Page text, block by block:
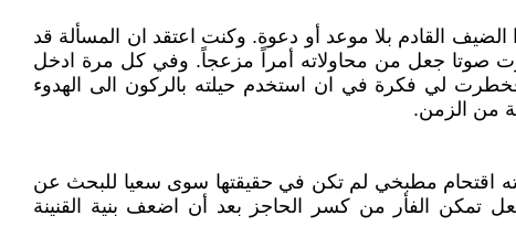
القادم بلا موعد أو دعوة. وكنت اعتقد ان المسألة قد
صوتا جعل من محاولاته أمراً مزعجاً. وفي كل مرة ادخل
فخطرت لي فكرة في ان استخدم حيلته بالركون الى الهدوء
من الزمن.
اقتحام مطبخي لم تكن في حقيقتها سوى سعيا للبحث عن
تمكن الفأر من كسر الحاجز بعد أن اضعف بنية القنينة